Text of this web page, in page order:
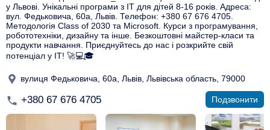
у Львові. Унікальні програми з ІТ для дітей 8-16 років. Адреса:
вул. Федьковича, 60а, Львів. Телефон: +380 67 676 4705.
Методологія Class of 2030 та Microsoft. Курси з програмування,
робототехніки, дизайну та інше. Безкоштовні майстер-класи та
продукти навчання. Приєднуйтесь до нас і розкрийте свій
потенціал у ІТ! 🚀💻🎓
вулиця Федьковича, 60а, Львів, Львівська область, 79000
+380 67 676 4705 Подзвонити